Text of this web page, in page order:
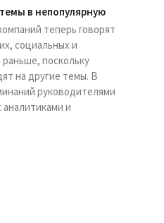
в непопулярную
теперь говорят
социальных и
поскольку
на другие темы. В
руководителями
аналитиками и